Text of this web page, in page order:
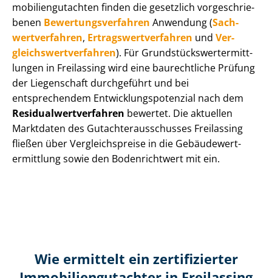
mo­bi­li­en­gut­ach­ten finden die gesetzlich vor­ge­schrie­
be­nen Be­wer­tungs­ver­fah­ren Anwendung (Sach­
wert­ver­fah­ren, Er­trags­wert­ver­fah­ren und Ver­
gleichs­wert­ver­fah­ren). Für Grund­stücks­wert­ermitt­
lun­gen in Freilassing wird eine baurechtliche Prüfung
der Liegenschaft durchgeführt und bei
entsprechendem Ent­wick­lungs­po­ten­zi­al nach dem
Re­si­du­al­wert­ver­fah­ren bewertet. Die aktuellen
Marktdaten des Gut­ach­ter­aus­schus­ses Freilassing
fließen über Ver­gleichs­prei­se in die Ge­bäu­de­wert­
ermitt­lung sowie den Bodenrichtwert mit ein.
Wie ermittelt ein zertifizierter